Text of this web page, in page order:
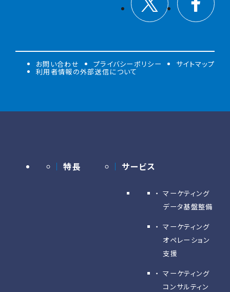
お問い合わせ プライバシーポリシー サイトマップ
利用者情報の外部送信について
特長 サービス
マーケティング
データ基盤整備
マーケティング
オペレーション
支援
マーケティング
コンサルティン